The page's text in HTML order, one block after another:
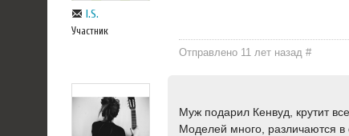
I.S.
Участник
Отправлено 11 лет назад#
Муж подарил Кенвуд, крутит
Моделей много, различаются